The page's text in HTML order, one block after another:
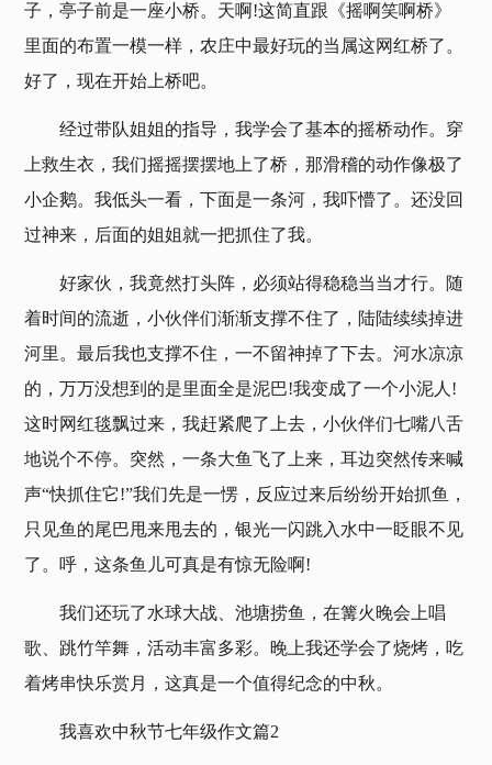
子，亭子前是一座小桥。天啊!这简直跟《摇啊笑啊桥》
里面的布置一模一样，农庄中最好玩的当属这网红桥了。
好了，现在开始上桥吧。
经过带队姐姐的指导，我学会了基本的摇桥动作。穿
上救生衣，我们摇摇摆摆地上了桥，那滑稽的动作像极了
小企鹅。我低头一看，下面是一条河，我吓懵了。还没回
过神来，后面的姐姐就一把抓住了我。
好家伙，我竟然打头阵，必须站得稳稳当当才行。随
着时间的流逝，小伙伴们渐渐支撑不住了，陆陆续续掉进
河里。最后我也支撑不住，一不留神掉了下去。河水凉凉
的，万万没想到的是里面全是泥巴!我变成了一个小泥人!
这时网红毯飘过来，我赶紧爬了上去，小伙伴们七嘴八舌
地说个不停。突然，一条大鱼飞了上来，耳边突然传来喊
声“快抓住它!”我们先是一愣，反应过来后纷纷开始抓鱼，
只见鱼的尾巴甩来甩去的，银光一闪跳入水中一眨眼不见
了。呼，这条鱼儿可真是有惊无险啊!
我们还玩了水球大战、池塘捞鱼，在篝火晚会上唱
歌、跳竹竿舞，活动丰富多彩。晚上我还学会了烧烤，吃
着烤串快乐赏月，这真是一个值得纪念的中秋。
我喜欢中秋节七年级作文篇2